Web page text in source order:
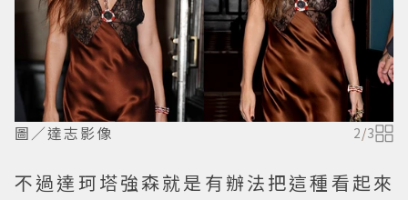
圖／達志影像 2/3
不過達珂塔強森就是有辦法把這種看起來